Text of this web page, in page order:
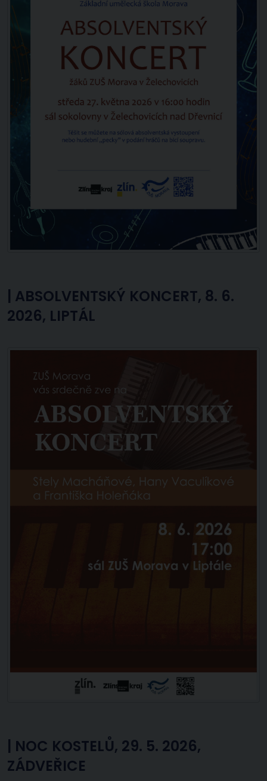
| ABSOLVENTSKÝ KONCERT, 8. 6.
2026, LIPTÁL
NOC KOSTELŮ, 29. 5. 2026,
ZÁDVEŘICE